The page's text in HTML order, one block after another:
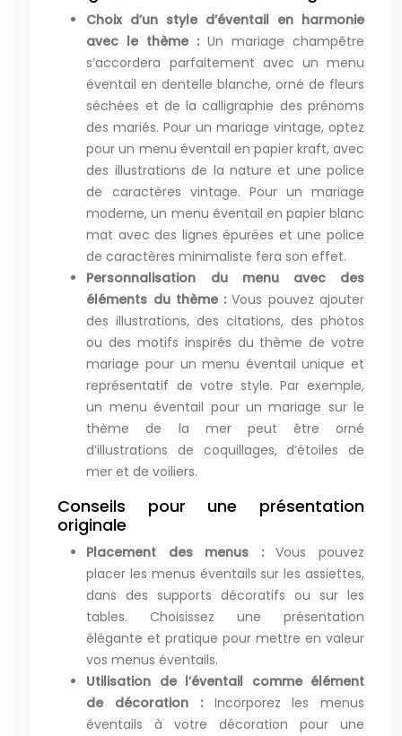
Choix d’un style d’éventail en harmonie
avec le thème :Un mariage champêtre
s’accordera parfaitement avec un menu
éventail en dentelle blanche, orné de fleurs
séchées et de la calligraphie des prénoms
des mariés. Pour un mariage vintage, optez
pour un menu éventail en papier kraft, avec
des illustrations de la nature et une police
de caractères vintage. Pour un mariage
moderne, un menu éventail en papier blanc
mat avec des lignes épurées et une police
de caractères minimaliste fera son effet.
Personnalisation du menu avec des
éléments du thème :Vous pouvez ajouter
des illustrations, des citations, des photos
ou des motifs inspirés du thème de votre
mariage pour un menu éventail unique et
représentatif de votre style. Par exemple,
un menu éventail pour un mariage sur le
thème de la mer peut être orné
d’illustrations de coquillages, d’étoiles de
mer et de voiliers.
Conseils pour une présentation
originale
Placement des menus :Vous pouvez
placer les menus éventails sur les assiettes,
dans des supports décoratifs ou sur les
tables. Choisissez une présentation
élégante et pratique pour mettre en valeur
vos menus éventails.
Utilisation de l’éventail comme élément
de décoration : Incorporez les menus
éventails à votre décoration pour une